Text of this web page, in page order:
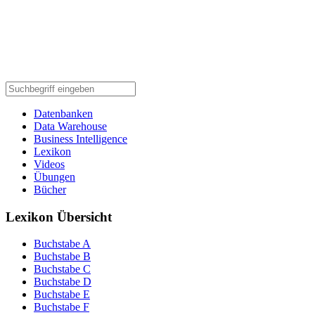
Datenbanken
Data Warehouse
Business Intelligence
Lexikon
Videos
Übungen
Bücher
Lexikon Übersicht
Buchstabe A
Buchstabe B
Buchstabe C
Buchstabe D
Buchstabe E
Buchstabe F